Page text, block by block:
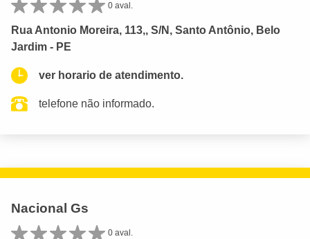
0 aval.
Rua Antonio Moreira, 113,, S/N, Santo Antônio, Belo
Jardim - PE
ver horario de atendimento.
telefone não informado.
Nacional Gs
0 aval.